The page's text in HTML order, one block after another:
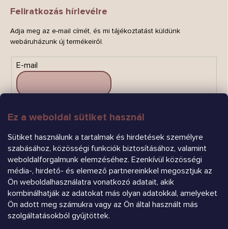
Ez a weboldal sütiket használ
Sütiket használunk a tartalmak és hirdetések személyre
szabásához, közösségi funkciók biztosításához, valamint
weboldalforgalmunk elemzéséhez. Ezenkívül közösségi
média-, hirdető- és elemező partnereinkkel megosztjuk az
Ön weboldalhasználatra vonatkozó adatait, akik
kombinálhatják az adatokat más olyan adatokkal, amelyeket
Ön adott meg számukra vagy az Ön által használt más
szolgáltatásokból gyűjtöttek.
Feliratkozás hírlevélre
Adja meg az e-mail címét, és mi tájékoztatást küldünk
webáruházunk új termékeiről.
E-mail
FELIRATKOZÁS
Árukereső.hu